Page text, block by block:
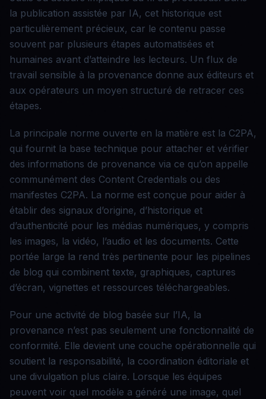
la publication assistée par IA, cet historique est
particulièrement précieux, car le contenu passe
souvent par plusieurs étapes automatisées et
humaines avant d’atteindre les lecteurs. Un flux de
travail sensible à la provenance donne aux éditeurs et
aux opérateurs un moyen structuré de retracer ces
étapes.
La principale norme ouverte en la matière est la C2PA,
qui fournit la base technique pour attacher et vérifier
des informations de provenance via ce qu’on appelle
communément des Content Credentials ou des
manifestes C2PA. La norme est conçue pour aider à
établir des signaux d’origine, d’historique et
d’authenticité pour les médias numériques, y compris
les images, la vidéo, l’audio et les documents. Cette
portée large la rend très pertinente pour les pipelines
de blog qui combinent texte, graphiques, captures
d’écran, vignettes et ressources téléchargeables.
Pour une activité de blog basée sur l’IA, la
provenance n’est pas seulement une fonctionnalité de
conformité. Elle devient une couche opérationnelle qui
soutient la responsabilité, la coordination éditoriale et
une divulgation plus claire. Lorsque les équipes
peuvent voir quel modèle a généré une image, quel